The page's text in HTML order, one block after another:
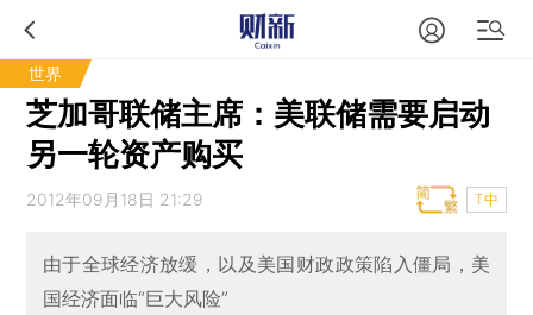
世界
芝加哥联储主席：美联储需要启动
另一轮资产购买
2012年09月18日 21:29 T中
由于全球经济放缓，以及美国财政政策陷入僵局，美
国经济面临“巨大风险”